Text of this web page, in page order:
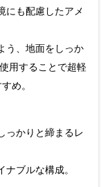
にも配慮したアメ
う、地面をしっか
用することで超軽
め。
っかりと締まるレ
ブルな構成。